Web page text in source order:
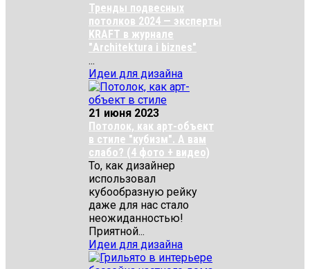
Тренды подвесных
потолков 2024 — эксперты
KRAFT в журнале
"Architektura i biznes"
...
Идеи для дизайна
21 июня 2023
Потолок, как арт-объект
в стиле "кубизм". А вам
слабо? (4 фото + видео)
То, как дизайнер
использовал
кубообразную рейку
даже для нас стало
неожиданностью!
Приятной...
Идеи для дизайна